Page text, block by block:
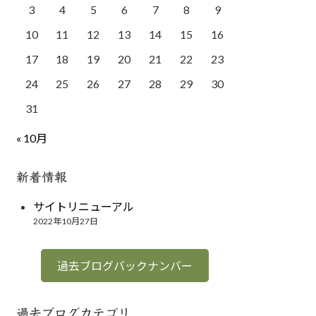
3
4 5 6 7 8
9
10
11 12 13 14 15
16
17
18 19 20 21 22
23
24
25 26 27 28 29
30
31
« 10月
新着情報
サイトリニューアル
2022年10月27日
過去ブログバックナンバー
過去ブログカテゴリ